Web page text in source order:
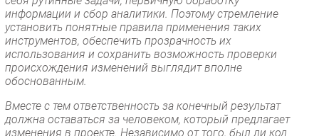
информации и сбор аналитики. Поэтому стремление
установить понятные правила применения таких
инструментов, обеспечить прозрачность их
использования и сохранить возможность проверки
происхождения изменений выглядит вполне
обоснованным.
Вместе с тем ответственность за конечный результат
должна оставаться за человеком, который предлагает
изменения в проекте. Независимо от того, был ли код